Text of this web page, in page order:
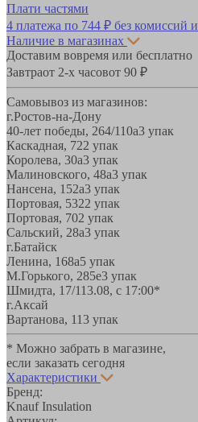
Плати частями
4 платежа по 744 ₽ без комиссий
Наличие в магазинах
Доставим вовремя или бесплатно
Завтраот 2-х часовот 90 ₽
Самовывоз из магазинов:
г.Ростов-на-Дону
40-лет победы, 264/110а3 упак
Каскадная, 722 упак
Королева, 30а3 упак
Малиновского, 48а3 упак
Нансена, 152а3 упак
Портовая, 5322 упак
Портовая, 702 упак
Сальский, 28a3 упак
г.Батайск
Ленина, 168а5 упак
М.Горького, 285е3 упак
Шмидта, 17/113.08, с 17:00*
г.Аксай
Вартанова, 113 упак
* Можно забрать в магазине,
если заказать сегодня
Характеристики
Бренд:
Knauf Insulation